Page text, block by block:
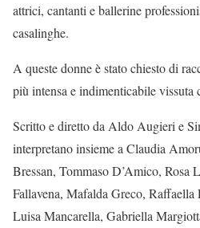
attrici, cantanti e ballerine
casalinghe.
A queste donne è stato chiesto di
più intensa e indimenticabile
Scritto e diretto da Aldo Augieri e
interpretano insieme a Claudia
Bressan, Tommaso D’Amico, Rosa
Fallavena, Mafalda Greco,
Luisa Mancarella, Gabriella